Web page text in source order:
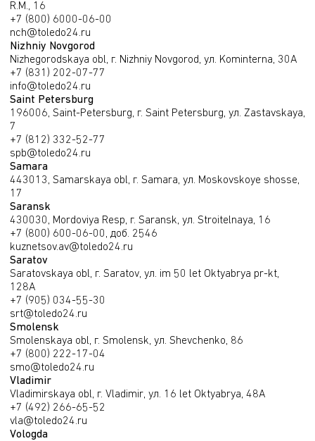
R.M., 16
+7 (800) 6000-06-00
nch@toledo24.ru
Nizhniy Novgorod
Nizhegorodskaya obl, г. Nizhniy Novgorod, ул. Kominterna, 30А
+7 (831) 202-07-77
info@toledo24.ru
Saint Petersburg
196006, Saint-Petersburg, г. Saint Petersburg, ул. Zastavskaya,
7
+7 (812) 332-52-77
spb@toledo24.ru
Samara
443013, Samarskaya obl, г. Samara, ул. Moskovskoye shosse,
17
Saransk
430030, Mordoviya Resp, г. Saransk, ул. Stroitelnaya, 16
+7 (800) 600-06-00, доб. 2546
kuznetsov.av@toledo24.ru
Saratov
Saratovskaya obl, г. Saratov, ул. im 50 let Oktyabrya pr-kt,
128А
+7 (905) 034-55-30
srt@toledo24.ru
Smolensk
Smolenskaya obl, г. Smolensk, ул. Shevchenko, 86
+7 (800) 222-17-04
smo@toledo24.ru
Vladimir
Vladimirskaya obl, г. Vladimir, ул. 16 let Oktyabrya, 48А
+7 (492) 266-65-52
vla@toledo24.ru
Vologda